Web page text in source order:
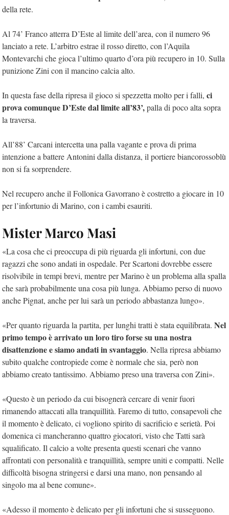
della rete.
Al 74’ Franco atterra D’Este al limite dell’area, con il numero 96
lanciato a rete. L’arbitro estrae il rosso diretto, con l’Aquila
Montevarchi che gioca l’ultimo quarto d’ora più recupero in 10. Sulla
punizione Zini con il mancino calcia alto.
In questa fase della ripresa il gioco si spezzetta molto per i falli, ci
prova comunque D’Este dal limite all’83’,palla di poco alta sopra
la traversa.
All’88’ Carcani intercetta una palla vagante e prova di prima
intenzione a battere Antonini dalla distanza, il portiere biancorossoblù
non si fa sorprendere.
Nel recupero anche il Follonica Gavorrano è costretto a giocare in 10
per l’infortunio di Marino, con i cambi esauriti.
Mister Marco Masi
«La cosa che ci preoccupa di più riguarda gli infortuni, con due
ragazzi che sono andati in ospedale. Per Scartoni dovrebbe essere
risolvibile in tempi brevi, mentre per Marino è un problema alla spalla
che sarà probabilmente una cosa più lunga. Abbiamo perso di nuovo
anche Pignat, anche per lui sarà un periodo abbastanza lungo».
«Per quanto riguarda la partita, per lunghi tratti è stata equilibrata. Nel
primo tempo è arrivato un loro tiro forse su una nostra
disattenzione e siamo andati in svantaggio. Nella ripresa abbiamo
subito qualche contropiede come è normale che sia, però non
abbiamo creato tantissimo. Abbiamo preso una traversa con Zini».
«Questo è un periodo da cui bisognerà cercare di venir fuori
rimanendo attaccati alla tranquillità. Faremo di tutto, consapevoli che
il momento è delicato, ci vogliono spirito di sacrificio e serietà. Poi
domenica ci mancheranno quattro giocatori, visto che Tatti sarà
squalificato. Il calcio a volte presenta questi scenari che vanno
affrontati con personalità e tranquillità, sempre uniti e compatti. Nelle
difficoltà bisogna stringersi e darsi una mano, non pensando al
singolo ma al bene comune».
«Adesso il momento è delicato per gli infortuni che si susseguono.